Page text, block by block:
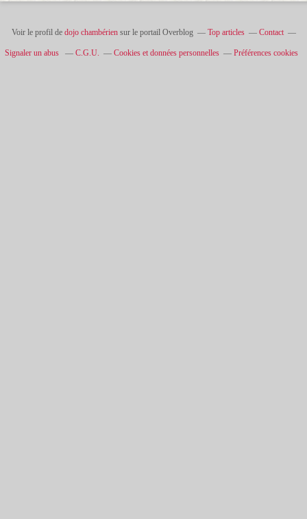
Voir le profil de dojo chambériensur le portail Overblog Top articles Contact
Signaler un abus C.G.U. Cookies et données personnelles Préférences cookies